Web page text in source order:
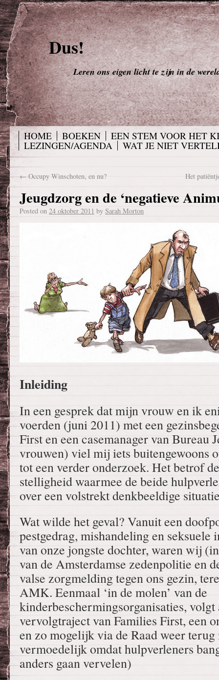
Dus!
Leren ons eigen licht te zijn in de
HOME BOEKEN
EEN STEM VOOR HET
LEZINGEN/AGENDA
WAT JE NIET
← Occupy Winschoten, en nu? Het
Jeugdzorg en de ‘negatieve
Posted on 24 oktober 2011 by Sarah Morton
Inleiding
In een gesprek dat mijn vrouw en ik
voerden (juni 2011) met een
First en een casemanager van Bureau
vrouwen) viel mij iets buitengewoons
tot een verder onderzoek. Het betrof
stelligheid waarmee de beide
over een volstrekt denkbeeldige
Wat wilde het geval? Vanuit een
pestgedrag, mishandeling en
van onze jongste dochter, waren wij
van de Amsterdamse zedenpolitie en
valse zorgmelding tegen ons gezin,
AMK. Eenmaal ‘in de molen’ van de
kinderbeschermingsorganisaties, volgt
vervolgtraject van Families First, een
en zo mogelijk via de Raad weer
vermoedelijk omdat hulpverleners
anders gaan vervelen)